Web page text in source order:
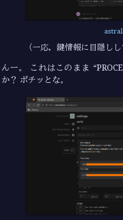
astral
（一応，鍵情報に目隠し
んー。 これはこのまま
か？ ポチッとな。